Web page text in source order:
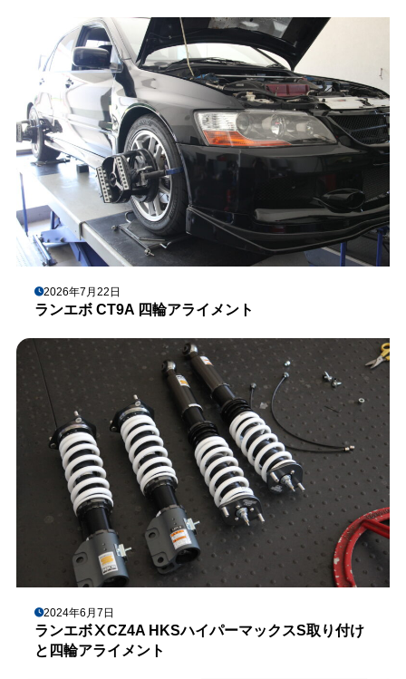
2026年7月22日
ランエボ CT9A 四輪アライメント
2024年6月7日
ランエボⅩCZ4A HKSハイパーマックスS取り付け
と四輪アライメント